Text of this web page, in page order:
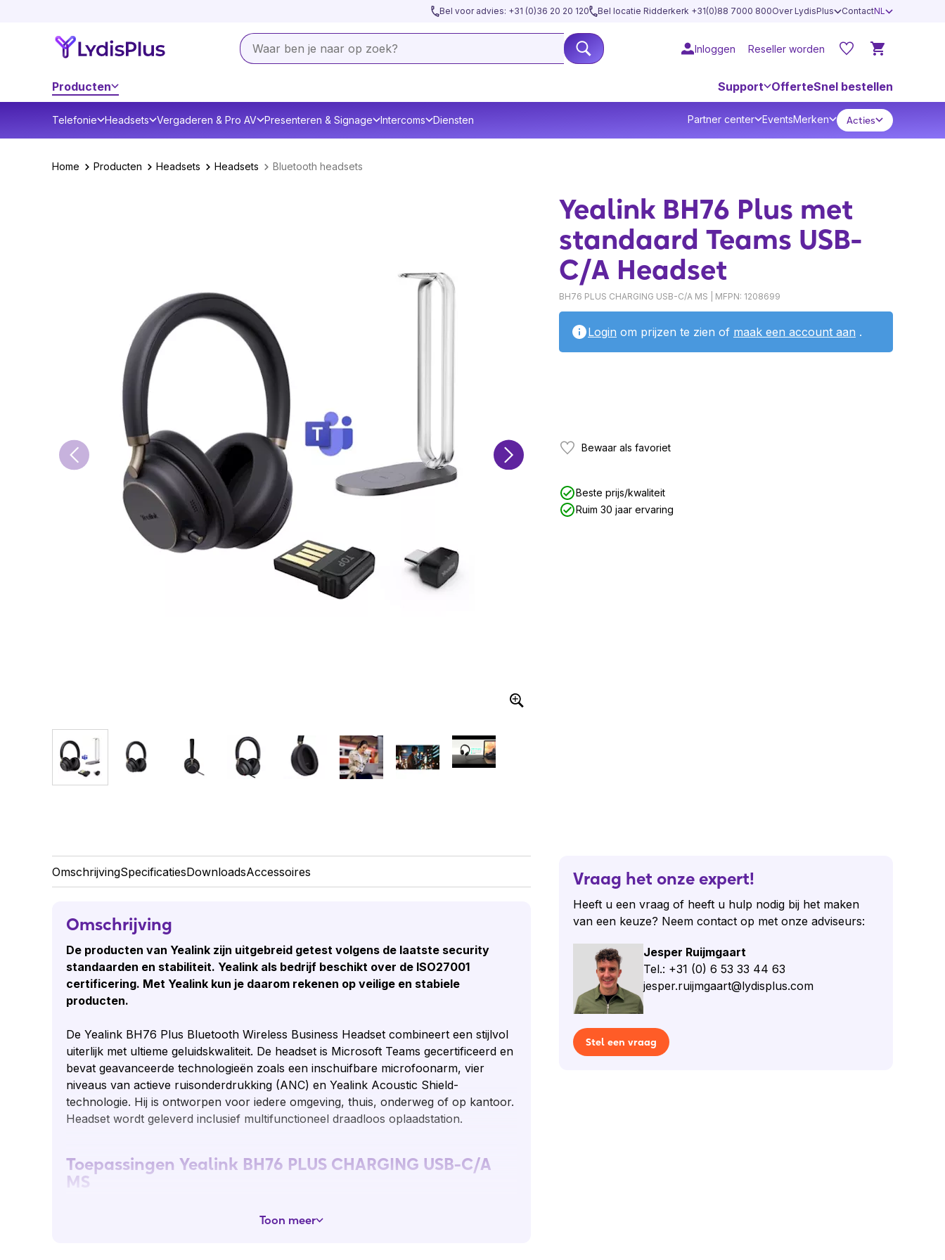
Bel voor advies: +31 (0)36 20 20 120 Bel locatie Ridderkerk +31(0)88 7000 800Over LydisPlus ContactNL
Inloggen Reseller worden
Producten Support OfferteSnel bestellen
Telefonie Headsets Vergaderen & Pro AV Presenteren & Signage Intercoms Diensten Partner center EventsMerken Acties
Home Producten Headsets Headsets Bluetooth headsets
Yealink BH76 Plus met
standaard Teams USB-
C/A Headset
BH76 PLUS CHARGING USB-C/A MS | MFPN: 1208699
Login om prijzen te zien of maak een account aan .
Bewaar als favoriet
Beste prijs/kwaliteit
Ruim 30 jaar ervaring
OmschrijvingSpecificatiesDownloadsAccessoires
Omschrijving
De producten van Yealink zijn uitgebreid getest volgens de laatste security
standaarden en stabiliteit. Yealink als bedrijf beschikt over de ISO27001
certificering. Met Yealink kun je daarom rekenen op veilige en stabiele
producten.
De Yealink BH76 Plus Bluetooth Wireless Business Headset combineert een stijlvol
uiterlijk met ultieme geluidskwaliteit. De headset is Microsoft Teams gecertificeerd en
bevat geavanceerde technologieën zoals een inschuifbare microfoonarm, vier
niveaus van actieve ruisonderdrukking (ANC) en Yealink Acoustic Shield-
technologie. Hij is ontworpen voor iedere omgeving, thuis, onderweg of op kantoor.
Headset wordt geleverd inclusief multifunctioneel draadloos oplaadstation.
Toepassingen Yealink BH76 PLUS CHARGING USB-C/A
MS
Ideaal voor zowel zakelijke communicatie als muziekliefhebbers.
Toon meer
Vraag het onze expert!
Heeft u een vraag of heeft u hulp nodig bij het maken
van een keuze? Neem contact op met onze adviseurs:
Jesper Ruijmgaart
Tel.: +31 (0) 6 53 33 44 63
jesper.ruijmgaart@lydisplus.com
Stel een vraag